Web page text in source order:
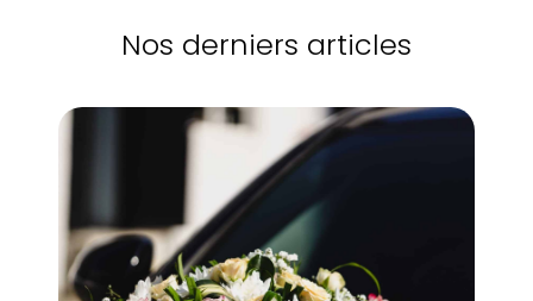
Nos derniers articles